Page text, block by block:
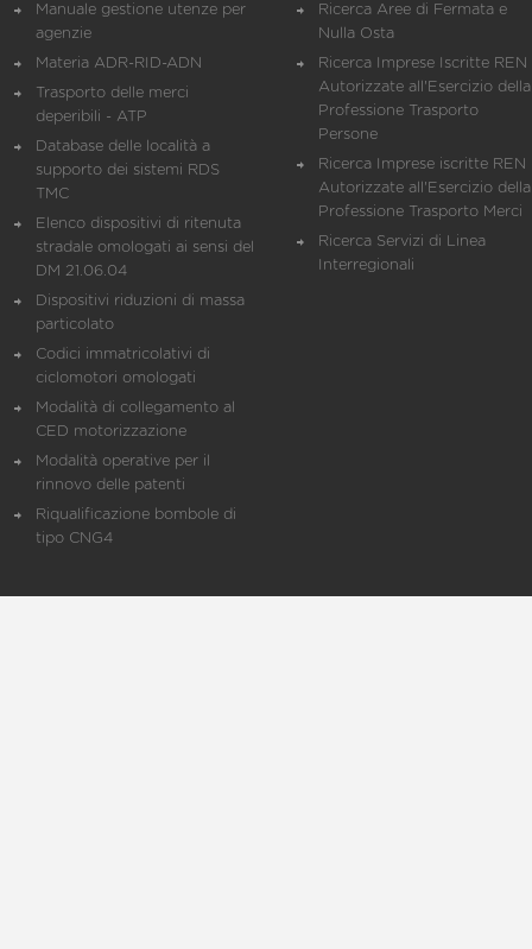
Manuale gestione utenze per
agenzie
Materia ADR-RID-ADN
Trasporto delle merci
deperibili - ATP
Database delle località a
supporto dei sistemi RDS
TMC
Elenco dispositivi di ritenuta
stradale omologati ai sensi del
DM 21.06.04
Dispositivi riduzioni di massa
particolato
Codici immatricolativi di
ciclomotori omologati
Modalità di collegamento al
CED motorizzazione
Modalità operative per il
rinnovo delle patenti
Riqualificazione bombole di
tipo CNG4
Ricerca Aree di Fermata e
Nulla Osta
Ricerca Imprese Iscritte REN
Autorizzate all'Esercizio della
Professione Trasporto
Persone
Ricerca Imprese iscritte REN
Autorizzate all'Esercizio della
Professione Trasporto Merci
Ricerca Servizi di Linea
Interregionali